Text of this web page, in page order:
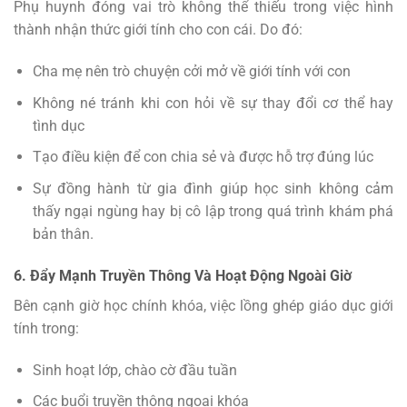
Phụ huynh đóng vai trò không thể thiếu trong việc hình
thành nhận thức giới tính cho con cái. Do đó:
Cha mẹ nên trò chuyện cởi mở về giới tính với con
Không né tránh khi con hỏi về sự thay đổi cơ thể hay
tình dục
Tạo điều kiện để con chia sẻ và được hỗ trợ đúng lúc
Sự đồng hành từ gia đình giúp học sinh không cảm
thấy ngại ngùng hay bị cô lập trong quá trình khám phá
bản thân.
6. Đẩy Mạnh Truyền Thông Và Hoạt Động Ngoài Giờ
Bên cạnh giờ học chính khóa, việc lồng ghép giáo dục giới
tính trong:
Sinh hoạt lớp, chào cờ đầu tuần
Các buổi truyền thông ngoại khóa